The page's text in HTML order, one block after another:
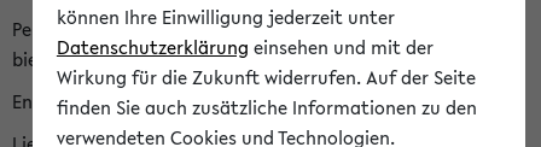
Per E-Mail eingestellt von nachhaltigkeitsbuero@uni-
bielefeld.de an den Verteiler 'Alle Studierenden':
English version below
können Ihre Einwilligung jederzeit unter
Datenschutzerklärung einsehen und mit der
Wirkung für die Zukunft widerrufen. Auf der Seite
finden Sie auch zusätzliche Informationen zu den
verwendeten Cookies und Technologien.